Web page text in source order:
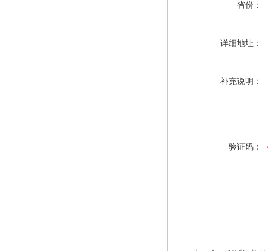
省份：
详细地址：
补充说明：
验证码：